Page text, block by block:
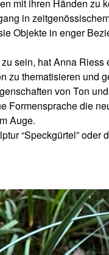
mit ihren Händen zu
in
Objekte in enger
sein, hat Anna
zu thematisieren und
von Ton
Formensprache die
Auge.
“Speckgürtel” oder